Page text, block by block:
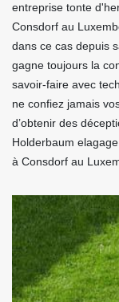
entreprise tonte
Consdorf au
dans ce cas depuis
gagne toujours la
savoir-faire avec
ne confiez jamais
d’obtenir des
Holderbaum
à Consdorf au